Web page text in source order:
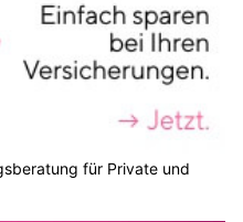
für Private und